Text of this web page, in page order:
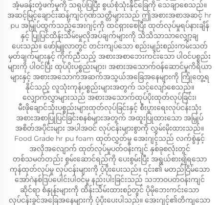
အံ့မခန်းတွဲဖက်မှုကို သရုပ်ပြပြီး စွယ်စုံသုံးနိုင်ခြေကို သေချာစေသည်။
အဆင့်မြင့်ချောင်းဆန့်ကျင်ဂုဏ်သတ္တိများသည် ဤအစားအစာအဆင့် hr
pu အမြှုပ်ထွက်သည့်အေးဂျင့်ကို ထင်ရှားစေပြီး ထုတ်လုပ်မှုရပ်နားချိန်
နှင့် ပြုပြင်ထိန်းသိမ်းမှုလိုအပ်ချက်များကို သိသိသာသာလျှော့ချ
ပေးသည်။ ဖော်မြူလာတွင် တင်းကျပ်သော စည်းမျဉ်းစည်းကမ်းသတ်
မှတ်ချက်များနှင့် ကိုက်ညီသည့် အစားအစာဘေးကင်းသော ပါဝင်ပစ္စည်း
များကို ပါ၀င်ပြီး ထုပ်ပိုးပစ္စည်းများ၊ အစားအသောက်ဝန်ဆောင်မှုကိရိယာ
များနှင့် အစားအသောက်အဆက်အသွယ်အခြေအနေများကို ကြုံတွေ့ရ
နိုင်သည့် လူသုံးကုန်ပစ္စည်းများအတွက် သင့်လျော်စေသည်။
လျှောက်လွှာများသည် အစားအသောက်ထုပ်ပိုးထုတ်လုပ်ခြင်း၊
မီးဖိုချောင်သုံးပစ္စည်းများထုတ်လုပ်ခြင်းနှင့် စီးပွားရေးလုပ်ငန်းသုံး
အစားအစာပြုပြင်ခြင်းစနစ်များအတွက် အထူးပြုထားသော အမြှုပ်
အစိတ်အပိုင်းများ အပါအဝင် လုပ်ငန်းများစွာကို လွှမ်းမိုးထားသည်။
Food Grade hr pu foam ထုတ်လွှတ်မှု အေးဂျင့်သည် လက်စွဲနှင့်
အလိုအလျောက် ထုတ်လုပ်မှုပတ်ဝန်းကျင် နှစ်ခုစလုံးတွင်
တစ်သမတ်တည်း စွမ်းဆောင်ရည်ကို ပေးစွမ်းပြီး အရွယ်စား၍ရသော
ကုန်ထုတ်လုပ်မှု လုပ်ငန်းများကို ပံ့ပိုးပေးသည်။ ၎င်း၏ မတည်ငြိမ်သော
အော်ဂဲနစ်ဒြပ်ပေါင်းပါဝင်မှု နည်းပါးခြင်းသည် သဘာဝပတ်ဝန်းကျင်
ဆိုင်ရာ စံနှုန်းများကို ထိန်းသိမ်းထားစဉ်တွင် ပိုမိုဘေးကင်းသော
လုပ်ငန်းခွင်အခြေအနေများကို ပံ့ပိုးပေးပါသည်။ အေးဂျင့်၏တိကျသော